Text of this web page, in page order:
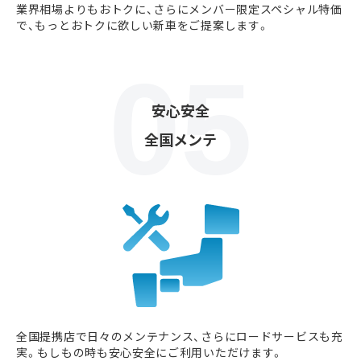
業界相場よりもおトクに、さらにメンバー限定スペシャル特価
で、もっとおトクに欲しい新車をご提案します。
安心安全
全国メンテ
全国提携店で日々のメンテナンス、さらにロードサービスも充
実。もしもの時も安心安全にご利用いただけます。